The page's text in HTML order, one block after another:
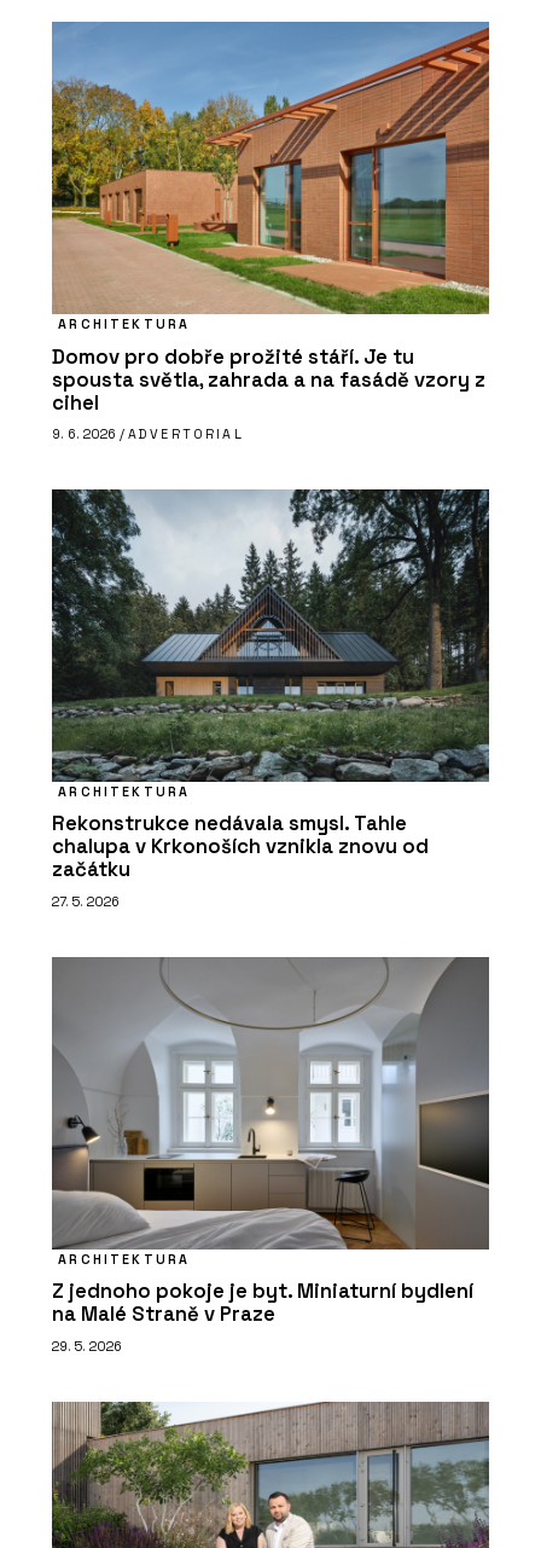
ARCHITEKTURA
Domov pro dobře prožité stáří. Je tu
spousta světla, zahrada a na fasádě vzory z
cihel
9. 6. 2026 / ADVERTORIAL
ARCHITEKTURA
Rekonstrukce nedávala smysl. Tahle
chalupa v Krkonoších vznikla znovu od
začátku
27. 5. 2026
ARCHITEKTURA
Z jednoho pokoje je byt. Miniaturní bydlení
na Malé Straně v Praze
29. 5. 2026